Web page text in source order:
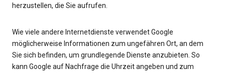
herzustellen, die Sie aufrufen.
Wie viele andere Internetdienste verwendet Google
möglicherweise Informationen zum ungefähren Ort, an dem
Sie sich befinden, um grundlegende Dienste anzubieten. So
kann Google auf Nachfrage die Uhrzeit angeben und zum